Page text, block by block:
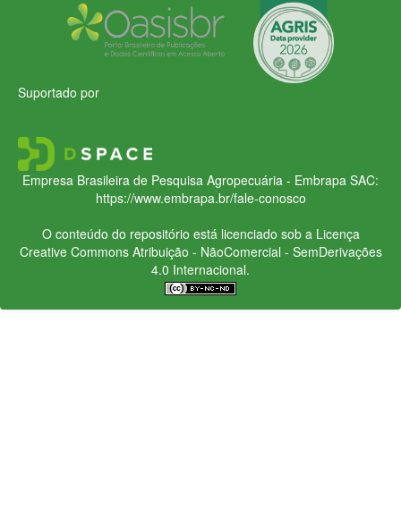
Suportado por
Empresa Brasileira de Pesquisa Agropecuária - Embrapa SAC:
https://www.embrapa.br/fale-conosco
O conteúdo do repositório está licenciado sob a Licença
Creative CommonsAtribuição - NãoComercial - SemDerivações
4.0 Internacional.